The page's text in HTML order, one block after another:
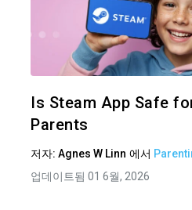
Is Steam App Safe
Parents
저자: Agnes W Linn 에서
업데이트됨 01 6월, 2026